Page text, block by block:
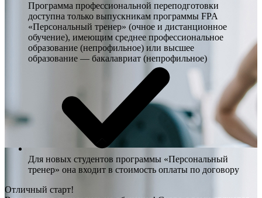
Программа профессиональной переподготовки
доступна только выпускникам программы FPA
«Персональный тренер» (очное и дистанционное
обучение), имеющим среднее профессиональное
образование (непрофильное) или высшее
образование — бакалавриат (непрофильное)
Для новых студентов программы «Персональный
тренер» она входит в стоимость оплаты по договору
Отличный старт!